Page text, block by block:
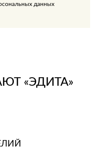
данных
«ЭДИТА»